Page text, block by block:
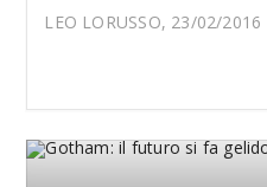
LEO LORUSSO, 23/02/2016